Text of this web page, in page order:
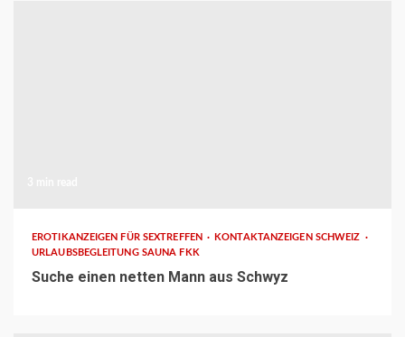
EROTIKANZEIGEN FÜR SEXTREFFEN
KONTAKTANZEIGEN SCHWEIZ
URLAUBSBEGLEITUNG SAUNA FKK
Suche einen netten Mann aus Schwyz